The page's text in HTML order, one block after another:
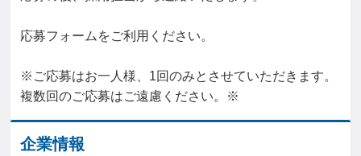
応募フォームをご利用ください。
※ご応募はお一人様、1回のみとさせていただきます。
複数回のご応募はご遠慮ください。※
企業情報